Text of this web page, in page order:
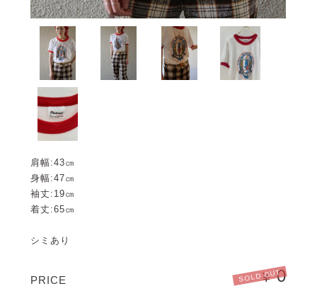
肩幅:43㎝
身幅:47㎝
袖丈:19㎝
着丈:65㎝
シミあり
PRICE ¥0
SOLD OUT